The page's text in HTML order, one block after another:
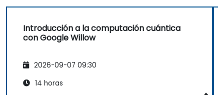
Introducción a la computación cuántica
con Google Willow
2026-09-07 09:30
14 horas